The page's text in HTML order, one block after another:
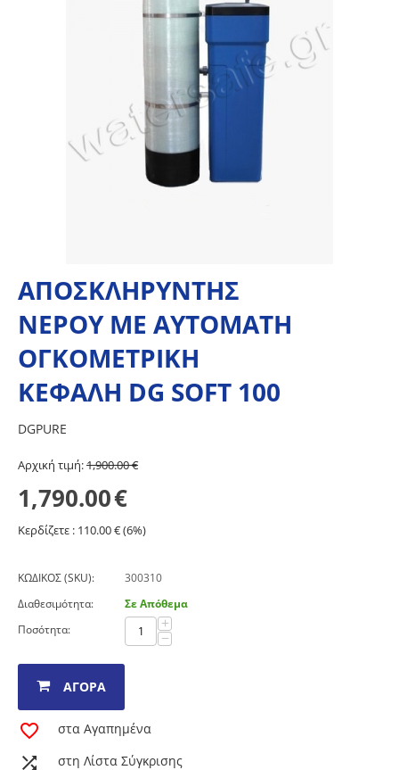
ΑΠΟΣΚΛΗΡΥΝΤΗΣ
ΝΕΡΟΥ ΜΕ ΑΥΤΟΜΑΤΗ
ΟΓΚΟΜΕΤΡΙΚΗ
ΚΕΦΑΛΗ DG SOFT 100
DGPURE
Aρχική τιμή:1,900.00€
1,790.00€
Κερδίζετε : 110.00€ (6%)
ΚΩΔΙΚΟΣ (SKU):
300310
Διαθεσιμότητα:
Σε Απόθεμα
Ποσότητα:
+
−
ΑΓΟΡΆ
στα Αγαπημένα
στη Λίστα Σύγκρισης